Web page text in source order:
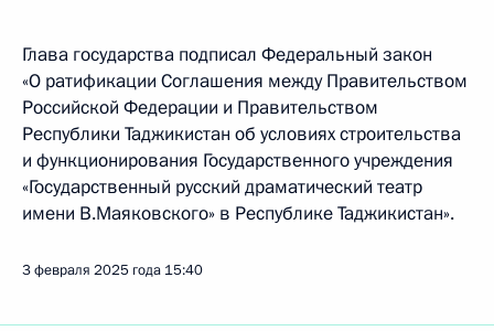
Глава государства подписал Федеральный закон
«О ратификации Соглашения между Правительством
Российской Федерации и Правительством
Республики Таджикистан об условиях строительства
и функционирования Государственного учреждения
«Государственный русский драматический театр
имени В.Маяковского» в Республике Таджикистан».
3 февраля 2025 года 15:40